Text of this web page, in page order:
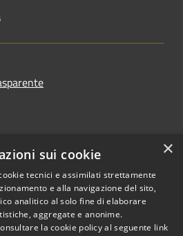
Copyright © 2026 • Comune di
×
sui cookie
tecnici e assimilati strettamente
e alla navigazione del sito,
analitico al solo fine di elaborare
aggregate e anonime.
la cookie policy al seguente link